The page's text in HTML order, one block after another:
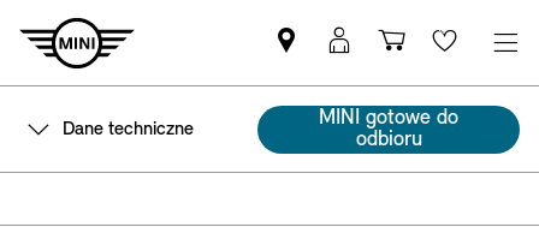
Znajdź
Partnera
MINI
Logowanie
MyMini
KoszykWishlist
Dane techniczne
MINI gotowe do
odbioru